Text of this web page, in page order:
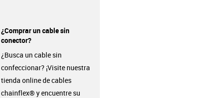
¿Comprar un cable sin
conector?
¿Busca un cable sin
confeccionar? ¡Visite nuestra
tienda online de cables
chainflex® y encuentre su